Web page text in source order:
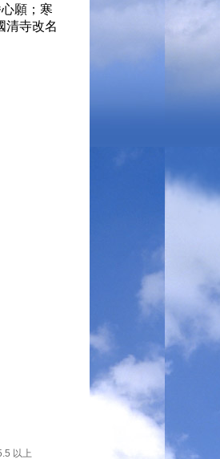
願；寒
清寺改名
以上